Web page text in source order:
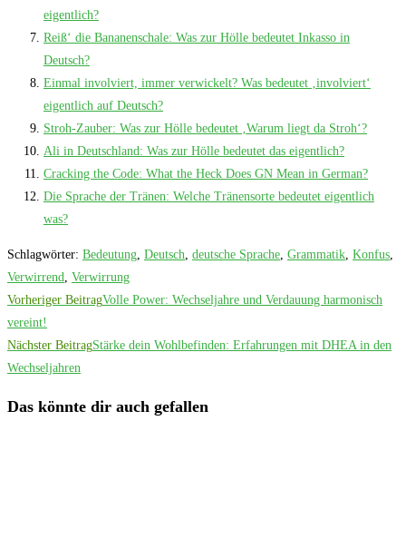
eigentlich?
Reiß‘ die Bananenschale: Was zur Hölle bedeutet Inkasso in
Deutsch?
Einmal involviert, immer verwickelt? Was bedeutet ‚involviert‘
eigentlich auf Deutsch?
Stroh-Zauber: Was zur Hölle bedeutet ‚Warum liegt da Stroh‘?
Ali in Deutschland: Was zur Hölle bedeutet das eigentlich?
Cracking the Code: What the Heck Does GN Mean in German?
Die Sprache der Tränen: Welche Tränensorte bedeutet eigentlich
was?
Schlagwörter: Bedeutung Deutsch deutsche Sprache Grammatik Konfus
Verwirrend Verwirrung
Weitere
Artikel
ansehen
Vorheriger BeitragVolle Power: Wechseljahre und Verdauung harmonisch
vereint!
Nächster BeitragStärke dein Wohlbefinden: Erfahrungen mit DHEA in den
Wechseljahren
Das könnte dir auch gefallen